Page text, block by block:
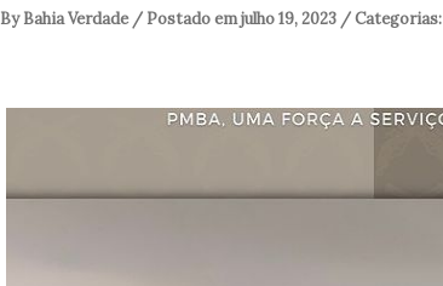
By Bahia Verdade / Postado em julho 19, 2023 / Categorias: